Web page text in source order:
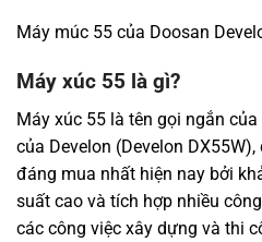
Máy múc 55 của Doosan
Máy xúc 55 là gì?
Máy xúc 55 là tên gọi ngắn
của Develon (Develon
đáng mua nhất hiện nay bởi
suất cao và tích hợp nhiều
các công việc xây dựng và thi